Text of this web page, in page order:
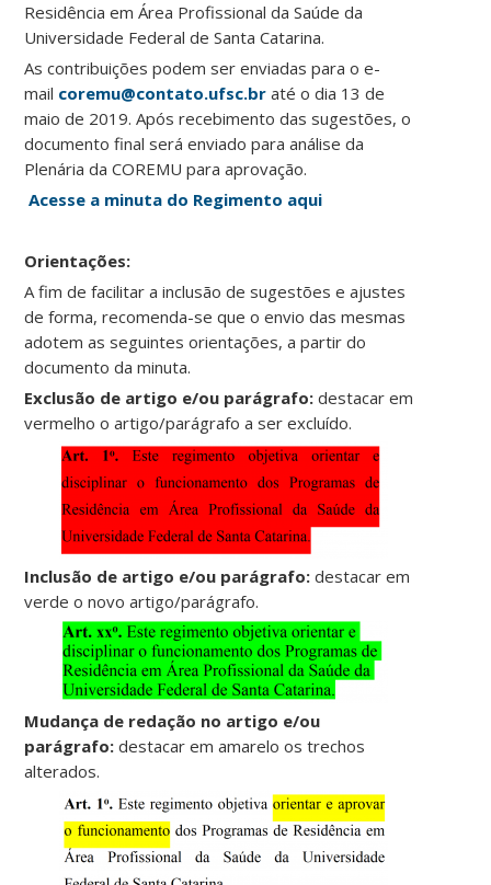
Residência em Área Profissional da Saúde da
Universidade Federal de Santa Catarina.
As contribuições podem ser enviadas para o e-
mail coremu@contato.ufsc.br até o dia 13 de
maio de 2019. Após recebimento das sugestões, o
documento final será enviado para análise da
Plenária da COREMU para aprovação.
Acesse a minuta do Regimento aqui
Orientações:
A fim de facilitar a inclusão de sugestões e ajustes
de forma, recomenda-se que o envio das mesmas
adotem as seguintes orientações, a partir do
documento da minuta.
Exclusão de artigo e/ou parágrafo: destacar em
vermelho o artigo/parágrafo a ser excluído.
Inclusão de artigo e/ou parágrafo: destacar em
verde o novo artigo/parágrafo.
Mudança de redação no artigo e/ou
parágrafo: destacar em amarelo os trechos
alterados.